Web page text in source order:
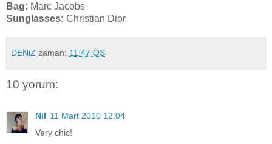
Bag: Marc Jacobs
Sunglasses: Christian Dior
DENiZ zaman: 11:47 ÖS
10 yorum:
Nil 11 Mart 2010 12:04
Very chic!